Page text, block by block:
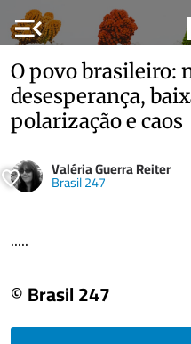
menu_open
O povo brasileiro:
desesperança,
polarização e caos
Valéria Guerra Reiter
Brasil 247
.....
© Brasil 247